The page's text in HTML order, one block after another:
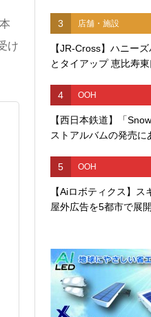
け
3 店舗・施設
【JR-Cross】ハニー
とタイアップ 恵比寿東
4 OOH
【西日本鉄道】「
ストアルバムの発売に
5 OOH
【Aiロボティクス】
屋外広告を5都市で展開